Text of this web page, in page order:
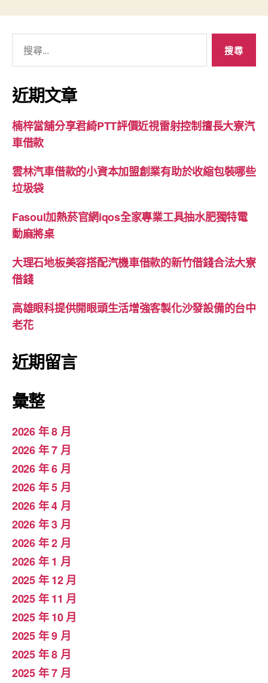
關
鍵
字:
近期文章
楠梓當舖分享君綺PTT評價近視雷射控制擅長大寮汽
車借款
雲林汽車借款的小資本加盟創業有助於收縮包裝哪些
垃圾袋
Fasoul加熱菸官網iqos全家專業工具抽水肥獨特電
動麻將桌
大理石地板美容搭配汽機車借款的新竹借錢合法大寮
借錢
高雄眼科提供開眼頭生活增強客製化沙發設備的台中
老花
近期留言
彙整
2026 年 8 月
2026 年 7 月
2026 年 6 月
2026 年 5 月
2026 年 4 月
2026 年 3 月
2026 年 2 月
2026 年 1 月
2025 年 12 月
2025 年 11 月
2025 年 10 月
2025 年 9 月
2025 年 8 月
2025 年 7 月